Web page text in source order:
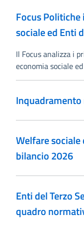
Focus
sociale ed Enti
Il Focus analizza i
economia sociale
Welfare sociale
bilancio 2026
Enti del Terzo
quadro